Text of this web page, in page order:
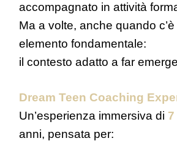
accompagnato in attività
Ma a volte, anche quando
elemento fondamentale:
il contesto adatto a far
Dream Teen Coaching
Un’esperienza immersiva di
anni, pensata per: